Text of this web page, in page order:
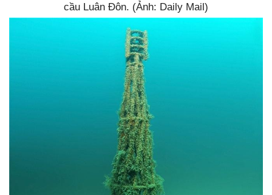
cầu Luân Đôn. (Ảnh: Daily Mail)